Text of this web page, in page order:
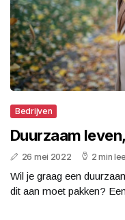
Bedrijven
Duurzaam
26 mei 2022 2 min
Wil je graag een
dit aan moet pakken?